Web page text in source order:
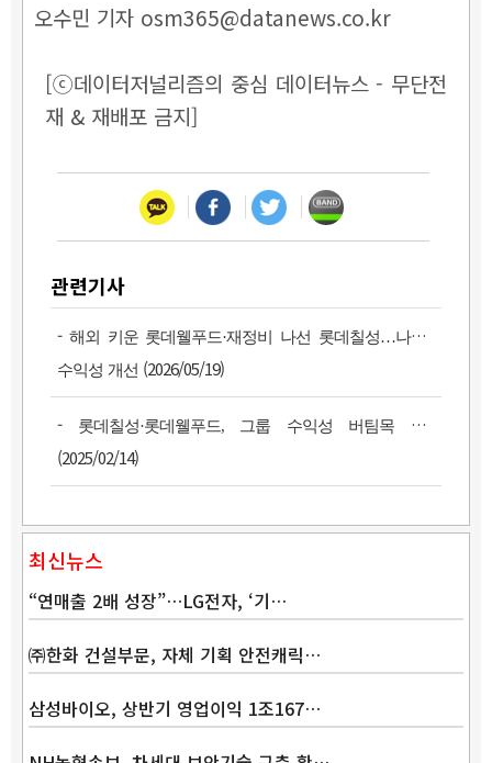
오수민 기자 osm365@datanews.co.kr
[ⓒ데이터저널리즘의 중심 데이터뉴스 - 무단전
재 & 재배포 금지]
관련기사
- 해외 키운 롯데웰푸드·재정비 나선 롯데칠성…나란히
수익성 개선 (2026/05/19)
- 롯데칠성·롯데웰푸드, 그룹 수익성 버팀목 부상
(2025/02/14)
최신뉴스
“연매출 2배 성장”…LG전자, ‘기…
㈜한화 건설부문, 자체 기획 안전캐릭…
삼성바이오, 상반기 영업이익 1조167…